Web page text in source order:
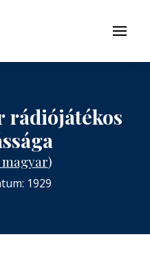
Menü
rádiójátékos
)
1929